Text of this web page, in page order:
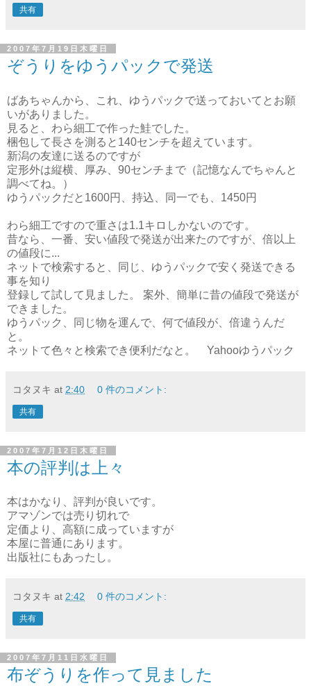
共有
2007年7月19日木曜日
ぞうりをゆうパックで発送
ばあちゃんから、これ、ゆうパックで送っておいてとお願
いがありました。
見ると、わら細工で作った鮭でした。
梱包して長さを測ると140センチを超えています。
新潟の友達に送るのですが
定形外は縦横、厚み、90センチまで（記憶なんでちゃんと
調べてね。）
ゆうパックだと1600円、持込、同一でも、1450円
わら細工ですので重さは1.1キロしかないのです。
昔なら、一番、安い値段で発送が出来たのですが、倍以上
の値段に...
ネットで検索すると、同じ、ゆうパックで安く発送できる
事を知り
登録して試して見ました。 案外、簡単に昔の値段で発送が
できました。
ゆうパック、同じ物を運んで、何で値段が、倍違うんだ
と。
ネットて色々と検索でき便利だなと。 Yahooゆうパック
コタヌキ at 2:40 0 件のコメント:
共有
2007年7月12日木曜日
本の評判は上々
本はかなり、評判が良いです。
アマゾンでは売り切れで
定価より、高額に成っていますが
本屋に普通にあります。
出版社にもあったし。
コタヌキ at 2:42 0 件のコメント:
共有
2007年7月11日水曜日
布ぞうりを作って見ました